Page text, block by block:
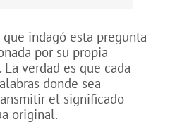
indagó esta pregunta
por su propia
verdad es que cada
donde sea
el significado
original.